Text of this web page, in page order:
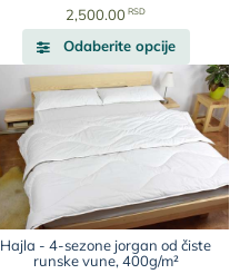
2,500.00 RSD
Odaberite opcije
Ovaj
ima
više
Opcije
mogu
biti
na
Hajla - 4-sezone jorgan od čiste
runske vune, 400g/m²